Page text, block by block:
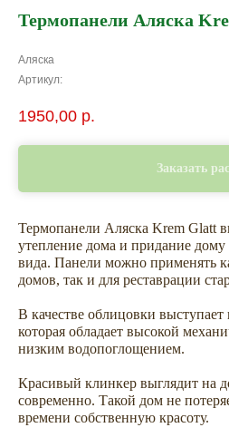
Термопанели Аляска
Аляска
Артикул:
1950,00 р.
Заказать
Термопанели Аляска Krem Glatt
утепление дома и придание дому
вида. Панели можно применять
домов, так и для реставрации
В качестве облицовки выступает
которая обладает высокой
низким водопоглощением.
Красивый клинкер выглядит на
современно. Такой дом не
времени собственную красоту.